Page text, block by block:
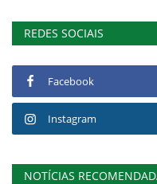
REDES SOCIAIS
Facebook
Instagram
NOTÍCIAS